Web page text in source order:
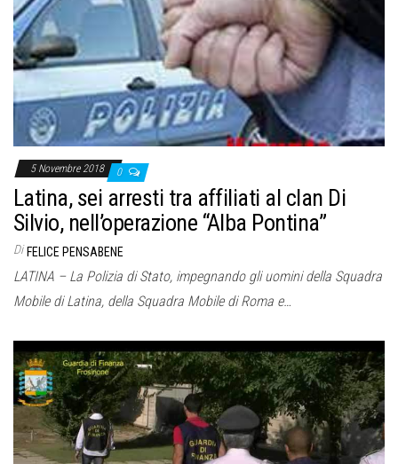
5 Novembre 2018 0
Latina, sei arresti tra affiliati al clan Di
Silvio, nell’operazione “Alba Pontina”
Di FELICE PENSABENE
LATINA – La Polizia di Stato, impegnando gli uomini della Squadra
Mobile di Latina, della Squadra Mobile di Roma e…